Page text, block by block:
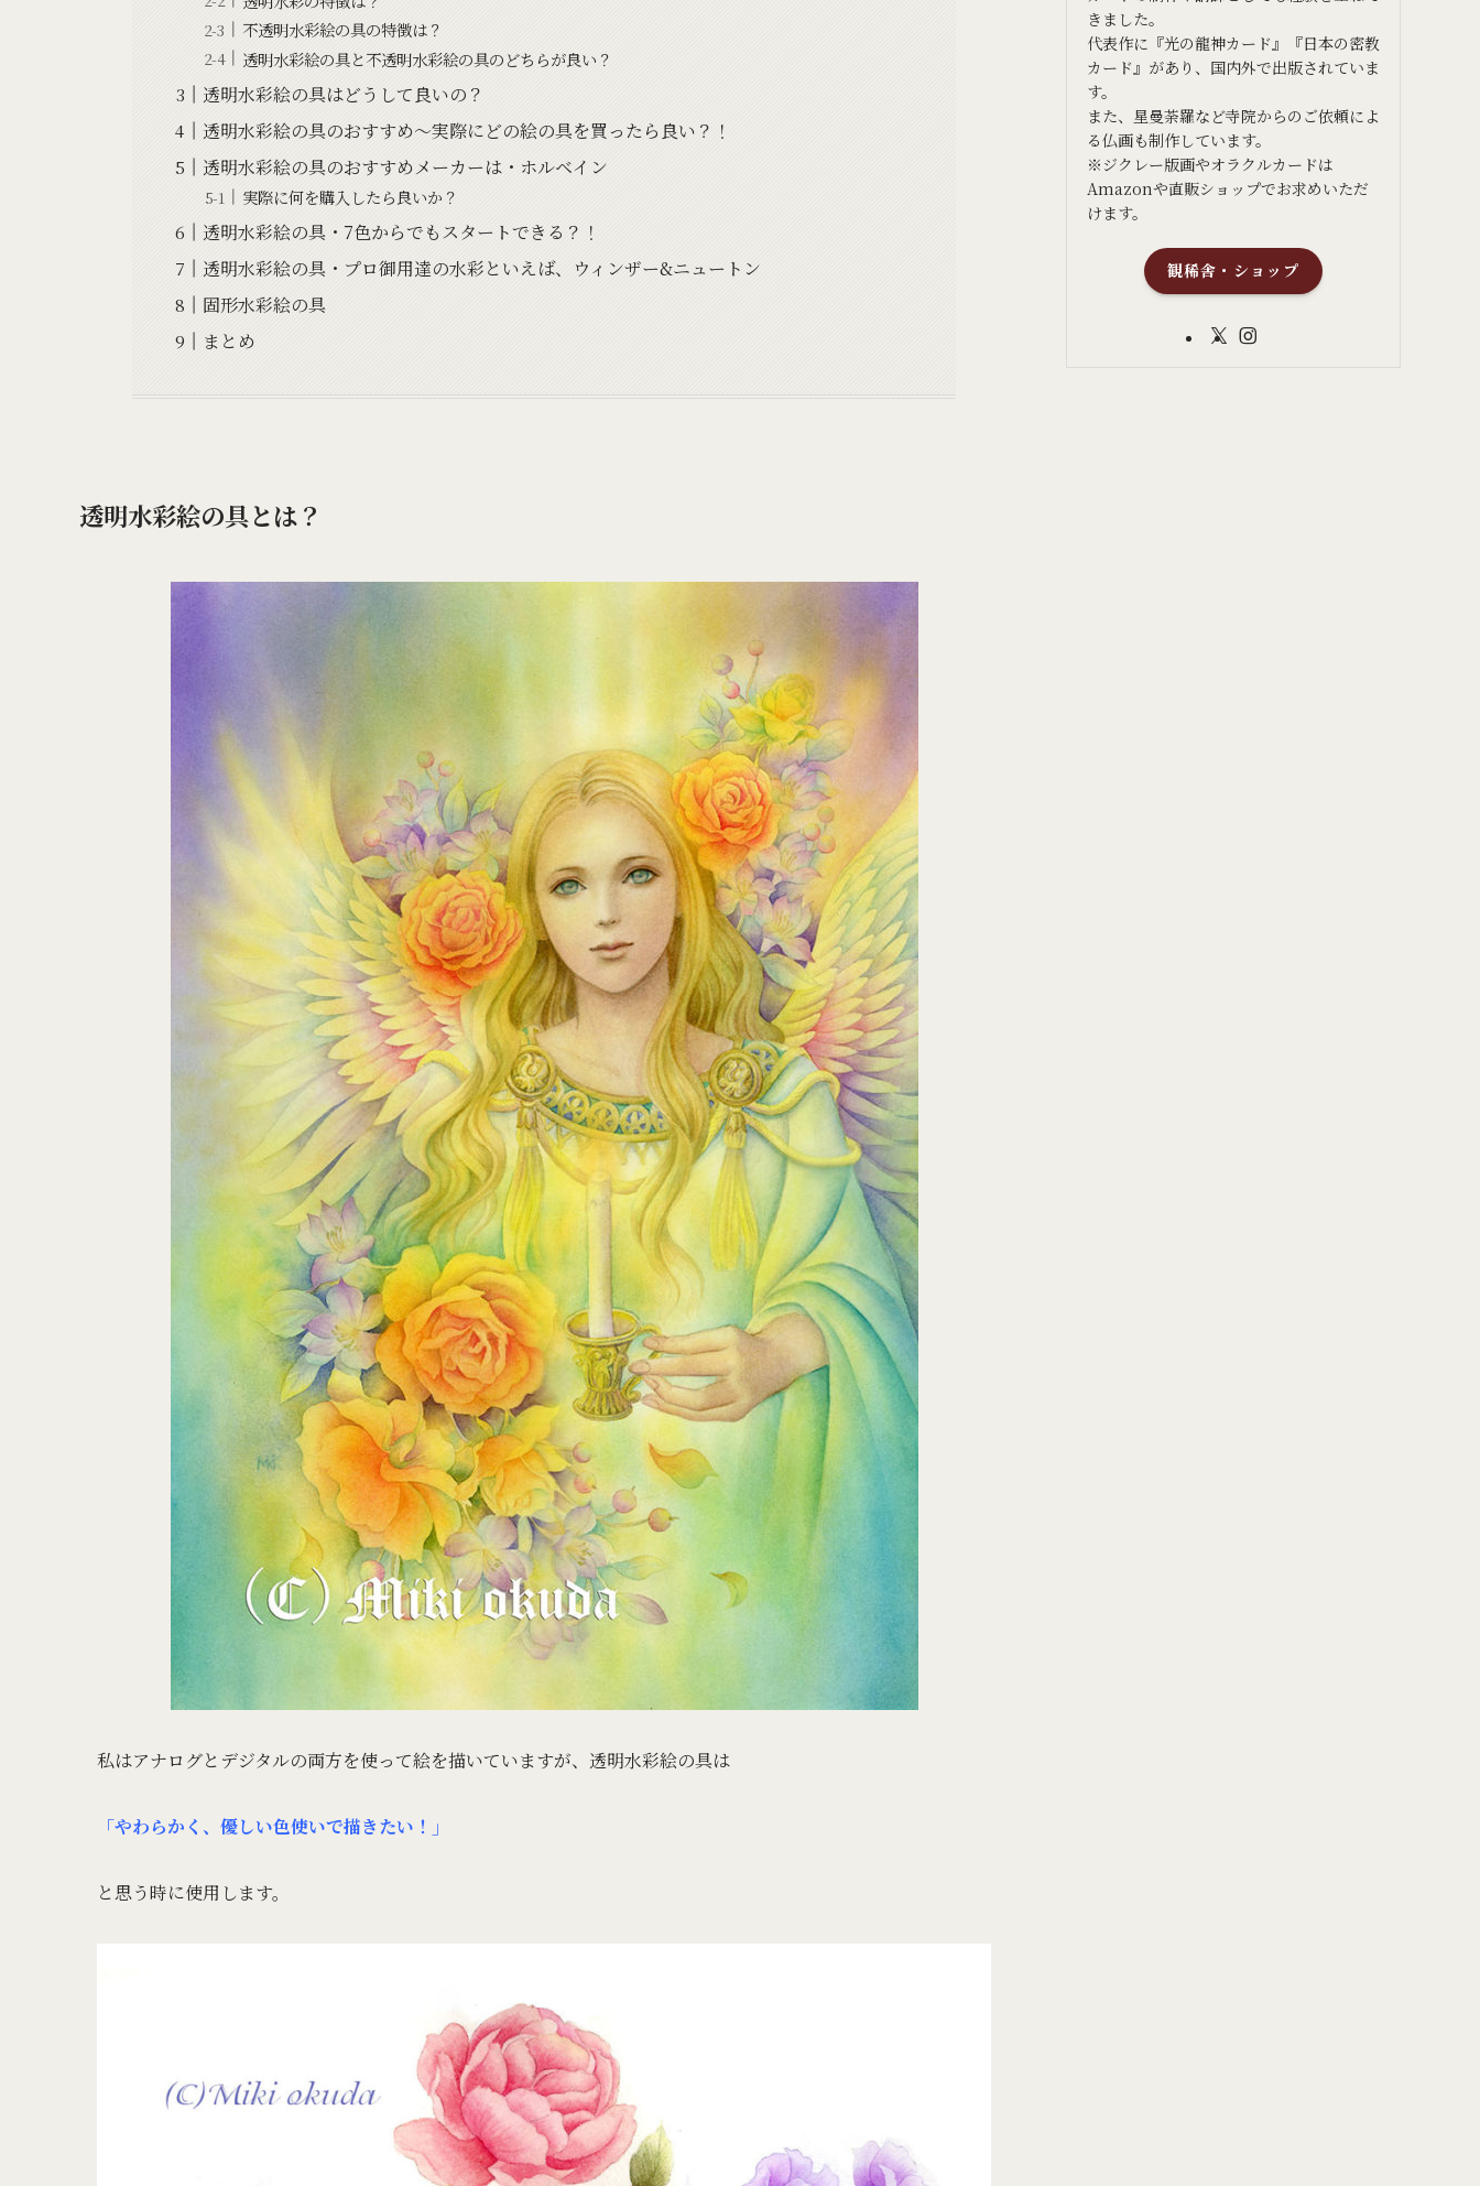
不透明水彩絵の具の特徴は？
透明水彩絵の具と不透明水彩絵の具のどちらが良い？
透明水彩絵の具はどうして良いの？
透明水彩絵の具のおすすめ～実際にどの絵の具を買ったら良い？！
透明水彩絵の具のおすすめメーカーは・ホルベイン
実際に何を購入したら良いか？
透明水彩絵の具・7色からでもスタートできる？！
透明水彩絵の具・プロ御用達の水彩といえば、ウィンザー&ニュートン
固形水彩絵の具
まとめ
透明水彩絵の具とは？
私はアナログとデジタルの両方を使って絵を描いていますが、透明水彩絵の具は
「やわらかく、優しい色使いで描きたい！」
と思う時に使用します。
きました。
代表作に『光の龍神カード』『日本の密教
カード』があり、国内外で出版されていま
す。
また、星曼荼羅など寺院からのご依頼によ
る仏画も制作しています。
※ジクレー版画やオラクルカードは
Amazonや直販ショップでお求めいただ
けます。
観稀舎・ショップ